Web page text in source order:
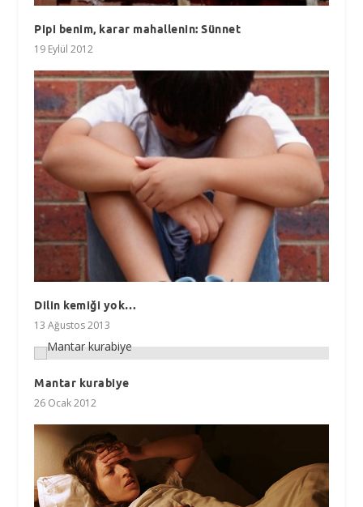
Pipi benim, karar mahallenin: Sünnet
19 Eylül 2012
Dilin kemiği yok…
13 Ağustos 2013
Mantar kurabiye
26 Ocak 2012